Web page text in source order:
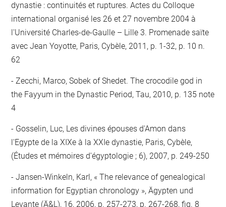
dynastie : continuités et ruptures. Actes du Colloque
international organisé les 26 et 27 novembre 2004 à
l'Université Charles-de-Gaulle – Lille 3. Promenade saïte
avec Jean Yoyotte, Paris, Cybèle, 2011, p. 1-32, p. 10 n.
62
Zecchi, Marco, Sobek of Shedet. The crocodile god in
the Fayyum in the Dynastic Period, Tau, 2010, p. 135 note
4
Gosselin, Luc, Les divines épouses d'Amon dans
l'Egypte de la XIXe à la XXIe dynastie, Paris, Cybèle,
(Études et mémoires d'égyptologie ; 6), 2007, p. 249-250
Jansen-Winkeln, Karl, « The relevance of genealogical
information for Egyptian chronology », Ägypten und
Levante (Ä&L), 16, 2006, p. 257-273, p. 267-268, fig. 8